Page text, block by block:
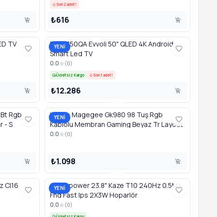
Son 2 adet!
₺616
LED TV YENİ
50EV350QA Evvoli 50" QLED 4K Android
Smart Led TV
0.0 (0)
Ücretsiz Kargo Son 1 adet!
₺12.286
Rgb
- S
YENİ
Klavye Magegee Gk980 98 Tuş Rgb
Kablolu Membran Gaming Beyaz Tr Layout
0.0 (0)
₺1.098
Cl16
YENİ
Gamepower 23.8" Kaze T10 240Hz 0.5Ms
Fhd Fast Ips 2X3W Hoparlör
0.0 (0)